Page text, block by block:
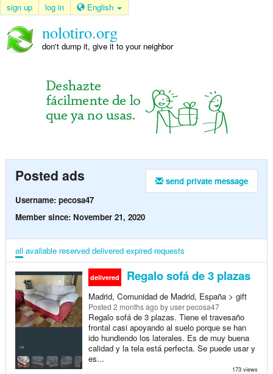
sign up log in English
nolotiro.org
don't dump it, give it to your neighbor
send private message
Posted ads
Username: pecosa47
Member since: November 21, 2020
all available reserved delivered expired requests
delivered Regalo sofá de 3 plazas
Madrid, Comunidad de Madrid, España > gift
Posted 2 months ago by user pecosa47
Regalo sofá de 3 plazas. Tiene el travesaño
frontal casi apoyando al suelo porque se han
ido hundiendo los laterales. Es de muy buena
calidad y la tela está perfecta. Se puede usar y
es...
173 views